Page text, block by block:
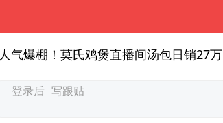
人气爆棚！莫氏鸡煲直播间汤包日销27万